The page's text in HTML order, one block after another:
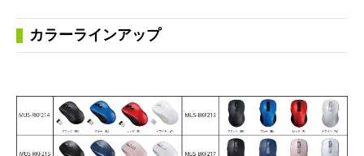
カラーラインアップ